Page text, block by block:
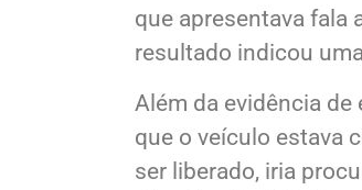
que apresentava fala
resultado indicou
Além da evidência
que o veículo estava
ser liberado, iria